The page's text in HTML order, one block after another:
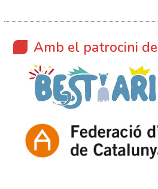
Amb el patrocini de